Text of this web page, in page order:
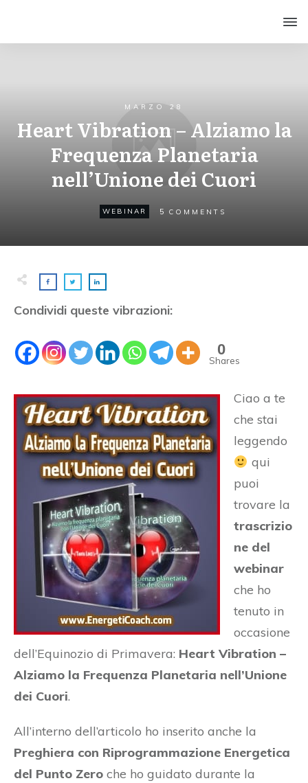
MARZO 28
Heart Vibration – Alziamo la
Frequenza Planetaria
nell’Unione dei Cuori
WEBINAR 5 COMMENTS
Condividi queste vibrazioni:
0
Shares
Ciao a te
che stai
leggendo
qui
puoi
trovare la
trascrizio
ne del
webinar
che ho
tenuto in
occasione
dell’Equinozio di Primavera: Heart Vibration –
Alziamo la Frequenza Planetaria nell’Unione
dei Cuori.
All’interno dell’articolo ho inserito anche la
Preghiera con Riprogrammazione Energetica
del Punto Zero che ho guidato durante la